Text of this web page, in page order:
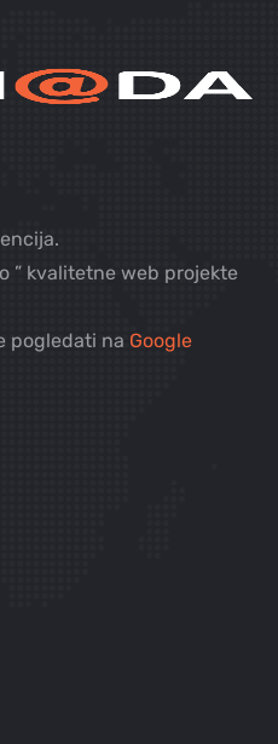
” kvalitetne web projekte
pogledati na Google